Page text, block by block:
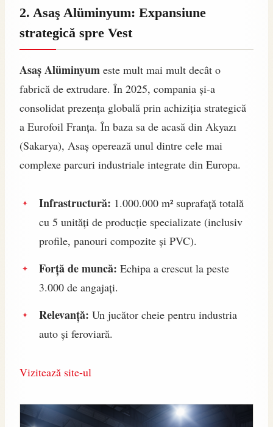
2. Asaş Alüminyum: Expansiune
strategică spre Vest
Asaş Alüminyum este mult mai mult decât o
fabrică de extrudare. În 2025, compania și-a
consolidat prezența globală prin achiziția strategică
a Eurofoil Franța. În baza sa de acasă din Akyazı
(Sakarya), Asaş operează unul dintre cele mai
complexe parcuri industriale integrate din Europa.
Infrastructură: 1.000.000 m² suprafață totală
cu 5 unități de producție specializate (inclusiv
profile, panouri compozite și PVC).
Forță de muncă: Echipa a crescut la peste
3.000 de angajați.
Relevanță: Un jucător cheie pentru industria
auto și feroviară.
Vizitează site-ul